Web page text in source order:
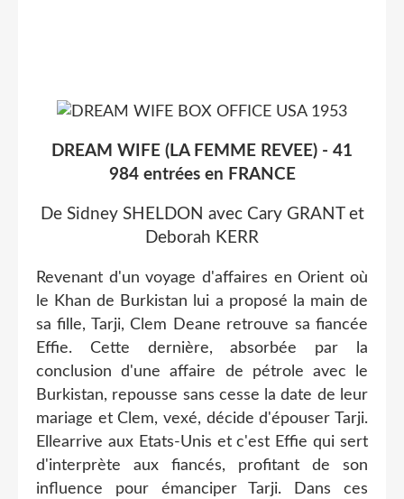
DREAM WIFE (LA FEMME REVEE) - 41
984 entrées en FRANCE
De Sidney SHELDON avec Cary GRANT et
Deborah KERR
Revenant d'un voyage d'affaires en Orient où
le Khan de Burkistan lui a proposé la main de
sa fille, Tarji, Clem Deane retrouve sa fiancée
Effie. Cette dernière, absorbée par la
conclusion d'une affaire de pétrole avec le
Burkistan, repousse sans cesse la date de leur
mariage et Clem, vexé, décide d'épouser Tarji.
Ellearrive aux Etats-Unis et c'est Effie qui sert
d'interprète aux fiancés, profitant de son
influence pour émanciper Tarji. Dans ces